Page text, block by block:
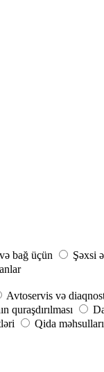
bağ üçün Şəxsi
Avtoservis və
quraşdırılması
Qida